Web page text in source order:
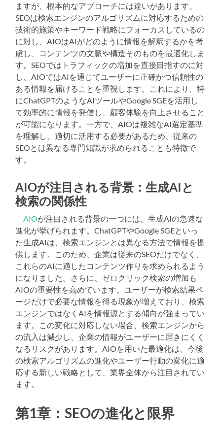
ますが、根本的なアプローチには違いがあります。
SEOは検索エンジンのアルゴリズムに対応するための
技術的施策やキーワード戦略にフォーカスしているの
に対し、AIOはAIがどのように情報を解釈するかを考
慮し、コンテンツの文脈や構造そのものを最適化しま
す。SEOではトラフィックの増加を直接目指すのに対
し、AIOではAIを通じてユーザーに正確かつ信頼性の
ある情報を届けることを重視します。これにより、特
にChatGPTのようなAIツールやGoogle SGEを活用し
て効率的に情報を発信し、顧客体験を向上させること
が可能になります。一方で、AIOは複雑なAI選定基準
を理解し、適切に活用する必要があるため、従来の
SEOとは異なる専門知識が求められることも特徴で
す。
AIOが注目される背景：生成AIと
検索の関係性
AIOが注目される背景の一つには、生成AIの急速な
進化が挙げられます。ChatGPTやGoogle SGEといっ
た生成AIは、検索エンジンとは異なる方法で情報を提
供します。このため、企業は従来のSEOだけでなく、
これらのAIに適したコンテンツ作りを求められるよう
になりました。さらに、ゼロクリック検索の増加も
AIOの重要性を高めています。ユーザーが検索結果ペ
ージだけで必要な情報を得る現象が増えており、検索
エンジンではなくAIを情報源とする傾向が強まってい
ます。この変化に対応しない場合、検索エンジンから
の流入は減少し、企業の情報がユーザーに届きにくく
なるリスクがあります。AIOを用いた最適化は、今後
の検索アルゴリズムの進化やユーザー行動の変化に適
応する新しい戦略として、業界全体から注目されてい
ます。
第1章：SEOの進化と限界